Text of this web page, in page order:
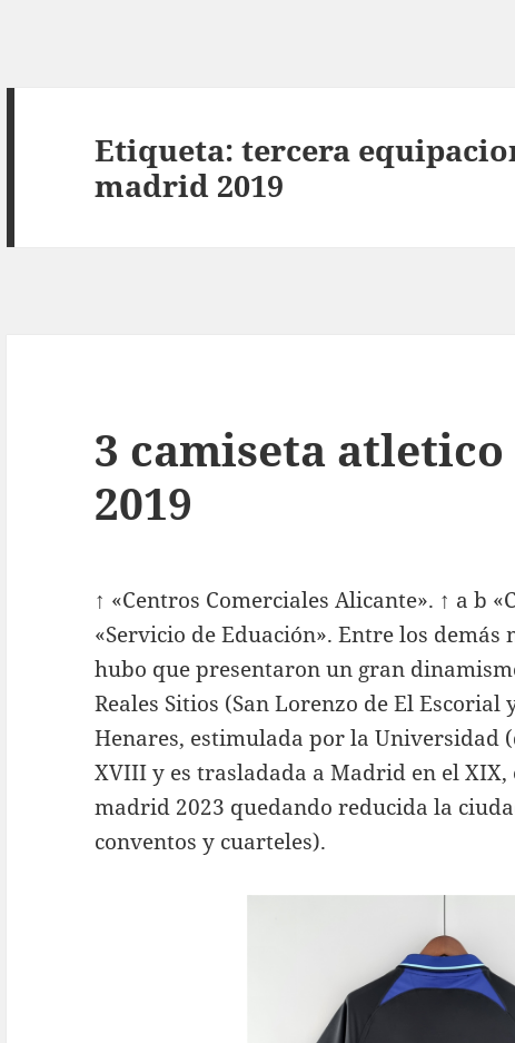
Etiqueta:tercera
madrid 2019
3 camiseta
2019
↑ «Centros Comerciales Alicante». ↑ a b
«Servicio de Eduación». Entre los
hubo que presentaron un gran
Reales Sitios (San Lorenzo de El
Henares, estimulada por la Universidad
XVIII y es trasladada a Madrid en el
madrid 2023 quedando reducida la
conventos y cuarteles).